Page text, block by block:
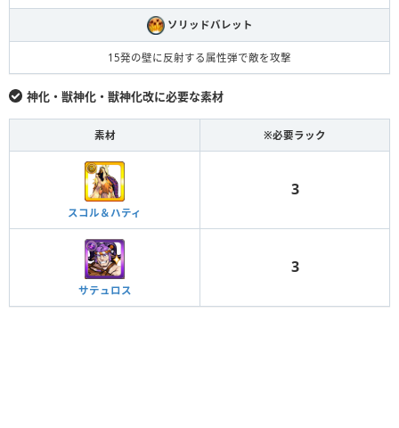
ソリッドバレット
15発の壁に反射する属性弾で敵を攻撃
神化・獣神化・獣神化改に必要な素材
素材 ※必要ラック
スコル＆ハティ
3
サテュロス
3